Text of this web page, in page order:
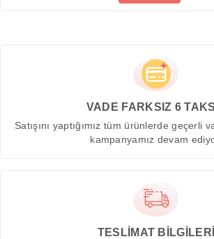
VADE FARKSIZ 6
Satışını yaptığımız tüm ürünlerde geçerli
kampanyamız devam
TESLİMAT BİLGİLERİ